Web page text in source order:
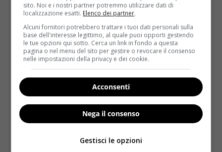
derivi dalla posizione e dall’eccesso di spinte
Il 43,9 per cento degli uomini che ha problemi
durante un rapporto vaginale, avverte fastidio
nella zona dello scroto (cosa questa che potrebbe
dipendere da una infezione batterica)
Nei rapporti anali, il campione interpellato,
ha evidenziato che a provare dolore è il
un quindici per cento degli uomini
forte nella zona dei testicoli
sito. Noi e i nostri partner potremmo utilizzare dati di
localizzazione esatti. Elenco dei partner.
Alcuni fornitori potrebbero trattare i tuoi dati personali sulla
base dell'interesse legittimo, al quale puoi opporti gestendo
le tue opzioni qui sotto. Cerca un link in fondo a questa
pagina o nel menu del sito per gestire o revocare il consenso
nelle impostazioni della privacy e dei cookie.
Acconsenti
Nega il consenso
Gestisci le opzioni